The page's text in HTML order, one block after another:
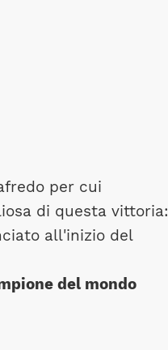
per cui
di questa vittoria:
all'inizio del
del mondo